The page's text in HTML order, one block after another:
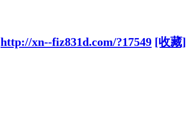
http://xn--fiz831d.com/?17549 [收藏]